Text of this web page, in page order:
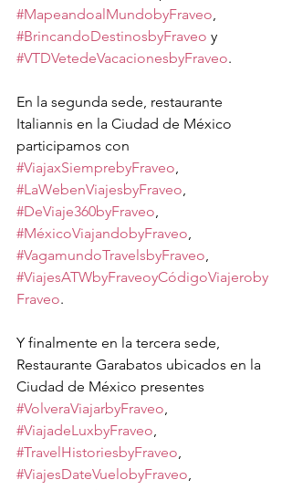
#MapeandoalMundobyFraveo,
#BrincandoDestinosbyFraveo y
#VTDVetedeVacacionesbyFraveo.
En la segunda sede, restaurante
Italiannis en la Ciudad de México
participamos con
#ViajaxSiemprebyFraveo,
#LaWebenViajesbyFraveo,
#DeViaje360byFraveo,
#MéxicoViajandobyFraveo,
#VagamundoTravelsbyFraveo,
#ViajesATWbyFraveoyCódigoViajeroby
Fraveo.
Y finalmente en la tercera sede,
Restaurante Garabatos ubicados en la
Ciudad de México presentes
#VolveraViajarbyFraveo,
#ViajadeLuxbyFraveo,
#TravelHistoriesbyFraveo,
#ViajesDateVuelobyFraveo,